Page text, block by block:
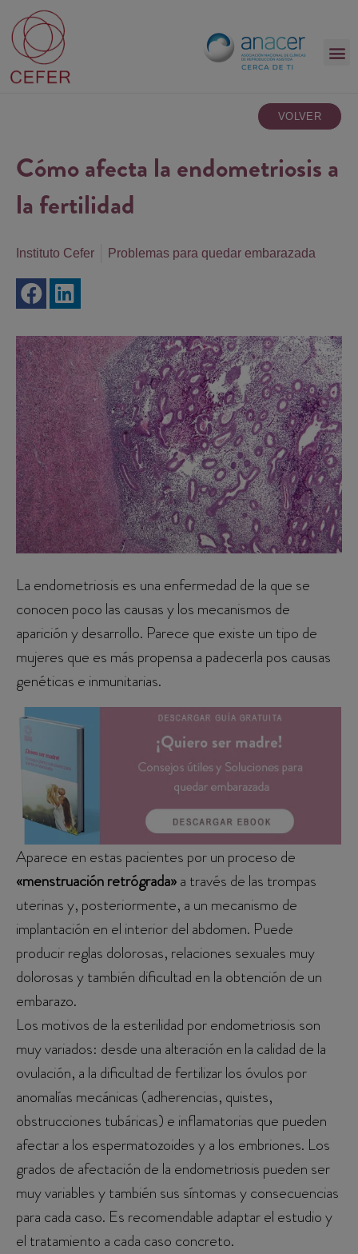
VOLVER
Cómo afecta la endometriosis a
la fertilidad
Instituto Cefer Problemas para quedar embarazada
La endometriosis es una enfermedad de la que se
conocen poco las causas y los mecanismos de
aparición y desarrollo. Parece que existe un tipo de
mujeres que es más propensa a padecerla pos causas
genéticas e inmunitarias.
Aparece en estas pacientes por un proceso de
«menstruación retrógrada»a través de las trompas
uterinas y, posteriormente, a un mecanismo de
implantación en el interior del abdomen. Puede
producir reglas dolorosas, relaciones sexuales muy
dolorosas y también dificultad en la obtención de un
embarazo.
Los motivos de la esterilidad por endometriosis son
muy variados: desde una alteración en la calidad de la
ovulación, a la dificultad de fertilizar los óvulos por
anomalías mecánicas (adherencias, quistes,
obstrucciones tubáricas) e inflamatorias que pueden
afectar a los espermatozoides y a los embriones. Los
grados de afectación de la endometriosis pueden ser
muy variables y también sus síntomas y consecuencias
para cada caso. Es recomendable adaptar el estudio y
el tratamiento a cada caso concreto.